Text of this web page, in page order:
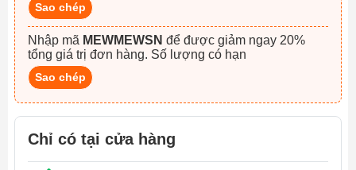
Sao chép
Nhập mã MEWMEWSN
tổng giá trị đơn hàng. Số lượng có hạn
Sao chép
Chỉ có tại cửa hàng